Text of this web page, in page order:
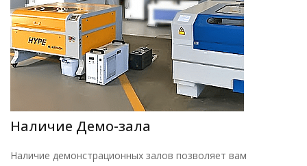
Наличие Демо-зала
Наличие демонстрационных залов позволяет вам